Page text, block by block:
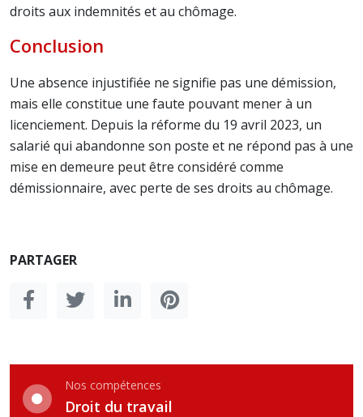
droits aux indemnités et au chômage.
Conclusion
Une absence injustifiée ne signifie pas une démission,
mais elle constitue une faute pouvant mener à un
licenciement. Depuis la réforme du 19 avril 2023, un
salarié qui abandonne son poste et ne répond pas à une
mise en demeure peut être considéré comme
démissionnaire, avec perte de ses droits au chômage.
PARTAGER
Nos compétences
Droit du travail